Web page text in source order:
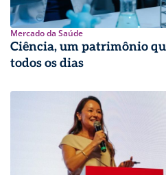
Mercado da Saúde
Ciência, um patrimônio
todos os dias